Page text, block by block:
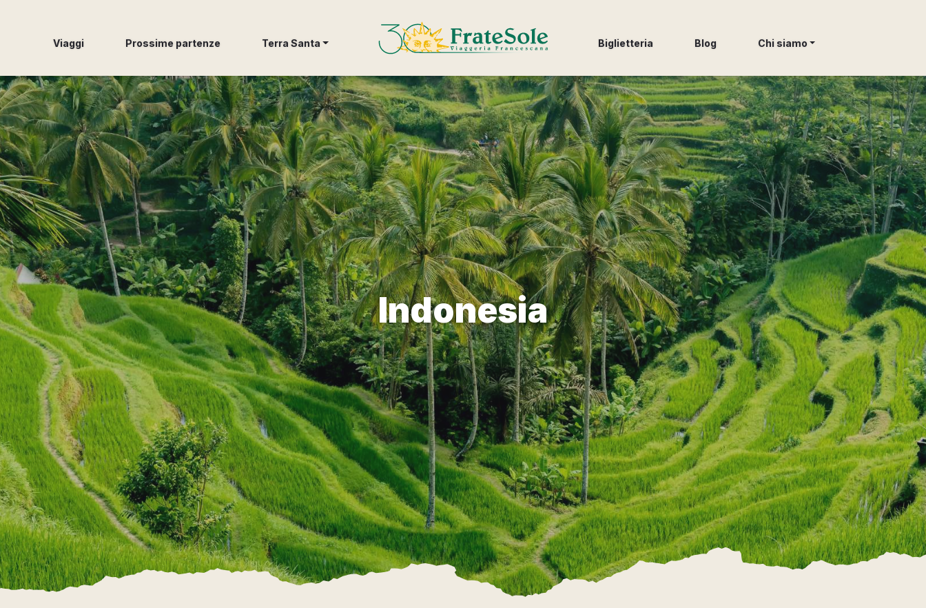
Viaggi Prossime partenze Terra Santa
FrateSole Viaggeria Francescana
Biglietteria Blog Chi siamo
Indonesia